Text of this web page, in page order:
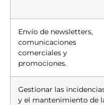
Envío de newsletters,
comunicaciones
comerciales y
promociones.
Gestionar las
y el mantenimiento de